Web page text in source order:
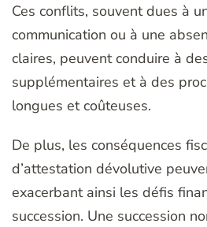
Ces conflits, souvent dues à
communication ou à une
claires, peuvent conduire à
supplémentaires et à des
longues et coûteuses.
De plus, les conséquences
d’attestation dévolutive
exacerbant ainsi les défis
succession. Une succession